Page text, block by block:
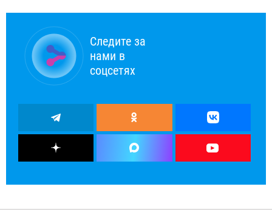
Следите за
нами в
соцсетях